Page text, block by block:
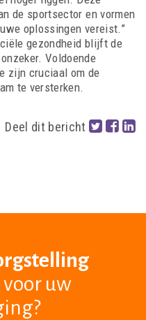
de sportsector en vormen
oplossingen vereist.”
gezondheid blijft de
Voldoende
zijn cruciaal om de
te versterken.
Deel dit bericht
uw